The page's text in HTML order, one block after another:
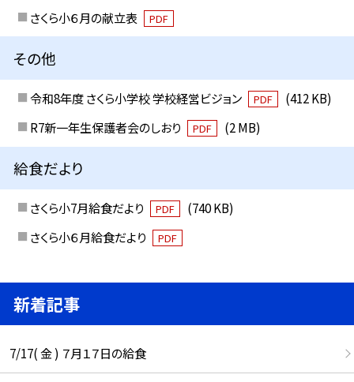
さくら小６月の献立表 PDF
その他
令和8年度 さくら小学校 学校経営ビジョン PDF
(412 KB)
R7新一年生保護者会のしおり
PDF (2 MB)
給食だより
さくら小7月給食だより PDF
(740 KB)
さくら小６月給食だより
PDF
新着記事
7/17( 金 ) ７月１７日の給食